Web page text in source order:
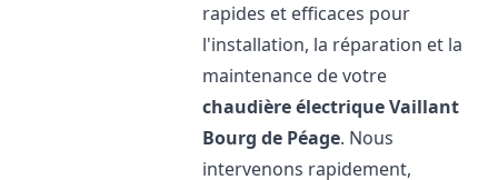
rapides et efficaces pour
l'installation, la réparation et la
maintenance de votre
chaudière électrique Vaillant
Bourg de Péage. Nous
intervenons rapidement,